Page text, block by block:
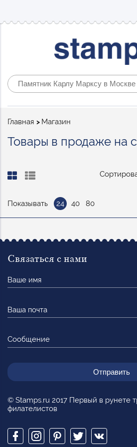
Строка
Главная Магазин
Товары в продаже на
Показывать 24 40 80
© Stamps.ru 2017 Первый в рунете
филателистов
Связаться с нами
имя
почта
Сообщение